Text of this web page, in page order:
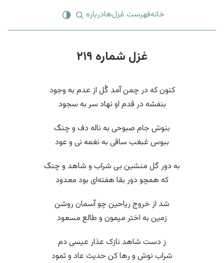
خانهفهرست غزل‌هادرباره
غزل شماره ۲۱۹
کنون که در چمن آمد گُل از عدم به وجود
بنفشه در قدم او نهاد سر به سجود
بنوش جام صبوحی به ناله دف و چنگ
ببوس غبغب ساقی به نغمه نی و عود
به دور گل منشین بی شراب و شاهد و چنگ
که همچو دور بقا هفته‌ای بود معدود
شد از خروج ریاحین چو آسمان روشن
زمین به اختر میمون و طالع مسعود
ز دست شاهد نازک عذار عیسی دم
شراب نوش و رها کن حدیث عاد و ثمود